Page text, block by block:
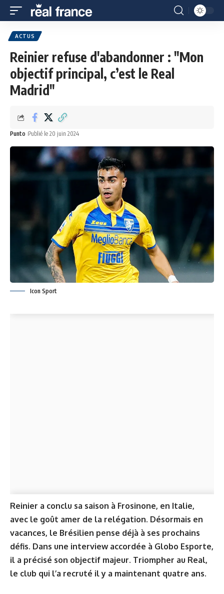
ACTUS
Reinier refuse d'abandonner : "Mon
objectif principal, c’est le Real
Madrid"
Punto Publié le 20 juin 2024
Icon Sport
Reinier a conclu sa saison à Frosinone, en Italie,
avec le goût amer de la relégation. Désormais en
vacances, le Brésilien pense déjà à ses prochains
défis. Dans une interview accordée à Globo Esporte,
il a précisé son objectif majeur. Triompher au Real,
le club qui l’a recruté il y a maintenant quatre ans.